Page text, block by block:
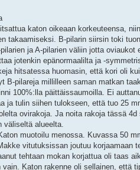
katon oikeaan korkeuteensa,
takaamiseksi. B-pilarin siirsin toki
ja A-pilarien väliin jotta
jotenkin epänormaalilta ja -
hitsatessa huomasin, että kori oli
B-pilareja millilleen saman matkan
100%:lla päittäissaumoilla. Ei
ja tulin siihen tulokseen, että tuo 25
ovirakoja. Ja noita rakoja tässä
väliseltä alueelta.
muotoilu menossa. Kuvassa 50
vitutuksissan joutuu korjaamaan
tehtaan mokan korjattua oli taas
vain. Katon rakenne oli sellainen, että